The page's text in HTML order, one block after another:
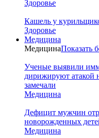
Здоровье
Кашель у
Здоровье
Медицина
МедицинаПоказать
Ученые выявили
дирижируют атакой
замечали
Медицина
Дефицит мужчин
новорожденных
Медицина